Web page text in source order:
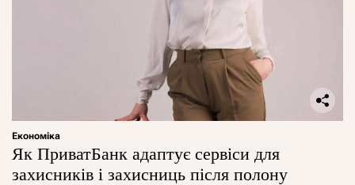
Економіка
Як ПриватБанк адаптує сервіси для
захисників і захисниць після полону